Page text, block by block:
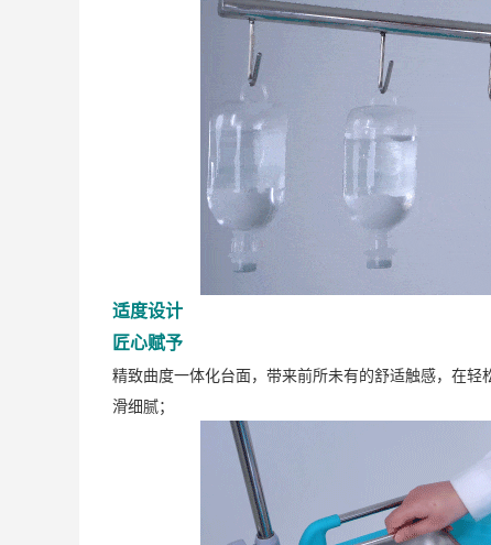
适度设计
匠心赋予
精致曲度一体化台面，带来前所未有的舒适触感，在
滑细腻；